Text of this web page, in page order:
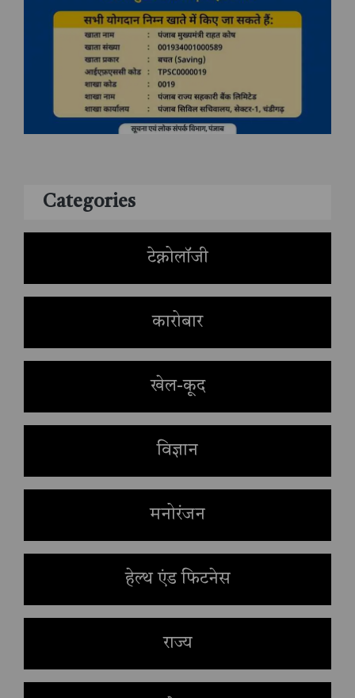
Categories
टेक्नोलॉजी
कारोबार
खेल-कूद
विज्ञान
मनोरंजन
हेल्थ एंड फिटनेस
राज्य